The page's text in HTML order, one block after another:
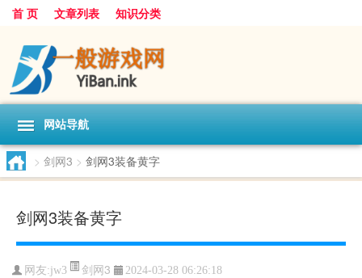
首 页 文章列表 知识分类
网站导航
> 剑网3 > 剑网3装备黄字
剑网3装备黄字
网友:jw3 剑网3 2024-03-28 06:26:18